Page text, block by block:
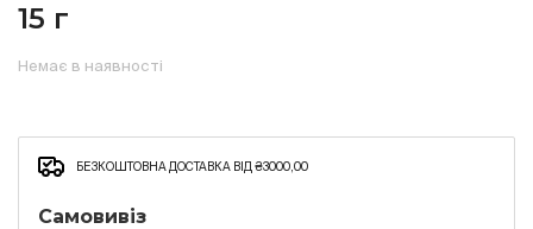
15 г
Немає в наявності
БЕЗКОШТОВНА ДОСТАВКА ВІД ₴3000,00
Самовивіз